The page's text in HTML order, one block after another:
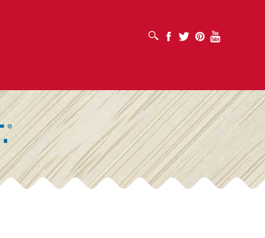
SUCHFELD ÖFFNENFacebook
Twitter PinterestYoutube